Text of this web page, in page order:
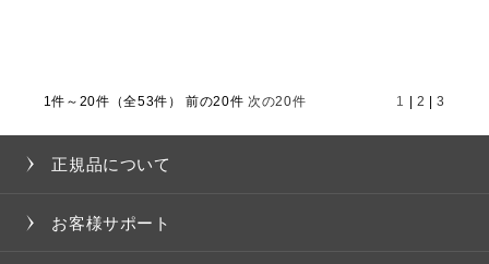
1件～20件（全53件） 前の20件 次の20件 1 2 |3
正規品について
お客様サポート